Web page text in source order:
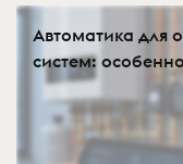
Автоматика для
систем: